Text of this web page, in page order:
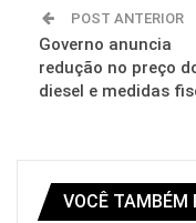
POST ANTERIOR
Governo anuncia
redução no preço
diesel e medidas
VOCÊ TAMBÉM